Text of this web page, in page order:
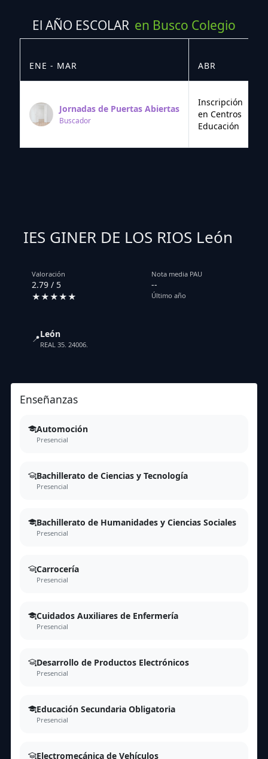
El AÑO ESCOLAR en Busco Colegio
ENE - MAR ABR
Jornadas de Puertas Abiertas
Buscador
Inscripción
en Centros
Educación
IES GINER DE LOS RIOS León
Valoración
2.79 / 5
★★★★★
Nota media PAU
--
Último año
📍León
REAL 35. 24006.
Enseñanzas
Automoción
Presencial
Bachillerato de Ciencias y Tecnología
Presencial
Bachillerato de Humanidades y Ciencias Sociales
Presencial
Carrocería
Presencial
Cuidados Auxiliares de Enfermería
Presencial
Desarrollo de Productos Electrónicos
Presencial
Educación Secundaria Obligatoria
Presencial
Electromecánica de Vehículos